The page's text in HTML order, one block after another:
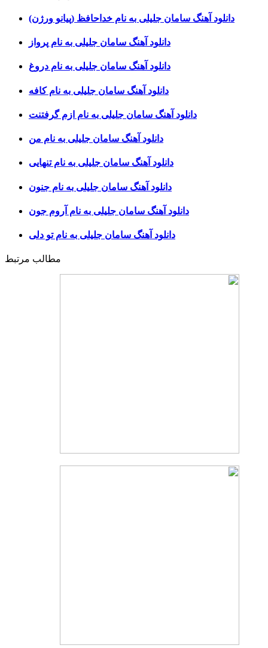
دانلود آهنگ سامان جلیلی به نام خداحافظ (پیانو ورژن)
دانلود آهنگ سامان جلیلی به نام پرواز
دانلود آهنگ سامان جلیلی به نام دروغ
دانلود آهنگ سامان جلیلی به نام کافه
دانلود آهنگ سامان جلیلی به نام ازم گرفتنت
دانلود آهنگ سامان جلیلی به نام من
دانلود آهنگ سامان جلیلی به نام تنهایی
دانلود آهنگ سامان جلیلی به نام جنون
دانلود آهنگ سامان جلیلی به نام آروم جون
دانلود آهنگ سامان جلیلی به نام تو دلی
مطالب مرتبط